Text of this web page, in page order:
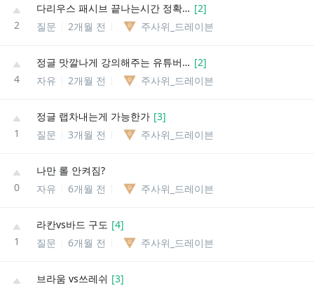
2
다리우스 패시브 끝나는시간 정확히 몇초인가요 [2]
질문
2개월 전 주사위_드레이븐
4
정글 맛깔나게 강의해주는 유튜버같은거없니? [2]
자유
2개월 전 주사위_드레이븐
1
정글 랩차내는게 가능한가 [3]
질문
3개월 전 주사위_드레이븐
0
나만 롤 안켜짐?
자유
6개월 전 주사위_드레이븐
1
라칸vs바드 구도 [4]
질문
6개월 전 주사위_드레이븐
브라움 vs쓰레쉬 [3]